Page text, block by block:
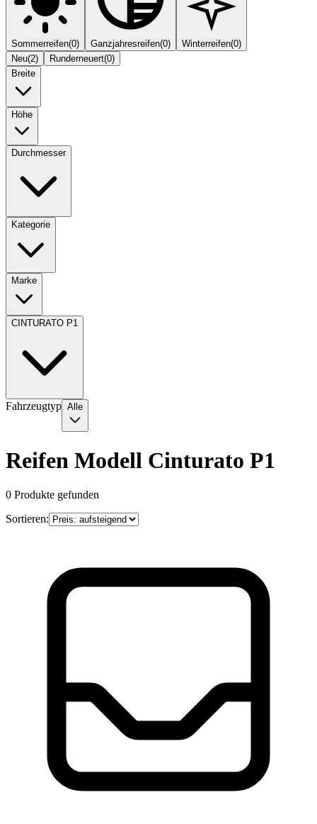
Sommerreifen(0) Ganzjahresreifen(0) Winterreifen(0)
Neu(2) Runderneuert(0)
Breite
Höhe
Durchmesser
Kategorie
Marke
CINTURATO P1
Fahrzeugtyp Alle
Reifen Modell Cinturato P1
0 Produkte gefunden
Sortieren: